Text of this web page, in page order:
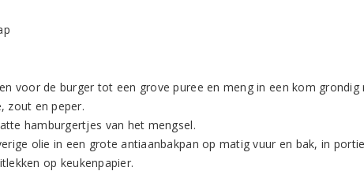
voor de burger tot een grove puree en meng in een kom
zout en peper.
hamburgertjes van het mengsel.
olie in een grote antiaanbakpan op matig vuur en bak, in
op keukenpapier.